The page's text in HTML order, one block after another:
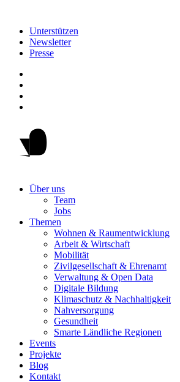
Unterstützen
Newsletter
Presse
Über uns
Team
Jobs
Themen
Wohnen & Raumentwicklung
Arbeit & Wirtschaft
Mobilität
Zivilgesellschaft & Ehrenamt
Verwaltung & Open Data
Digitale Bildung
Klimaschutz & Nachhaltigkeit
Nahversorgung
Gesundheit
Smarte Ländliche Regionen
Events
Projekte
Blog
Kontakt